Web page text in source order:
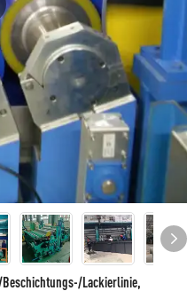
Lackierlinie,